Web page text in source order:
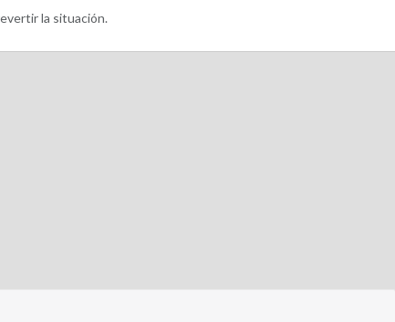
la situación.